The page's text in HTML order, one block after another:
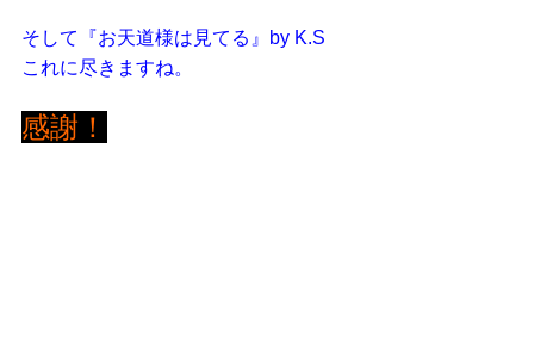
そして『お天道様は見てる』by K.S
これに尽きますね。
感謝！